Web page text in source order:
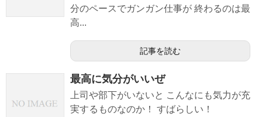
分のペースでガンガン仕事が 終わるのは最
高...
記事を読む
最高に気分がいいぜ
上司や部下がいないと こんなにも気力が充
実するものなのか！ すばらしい！